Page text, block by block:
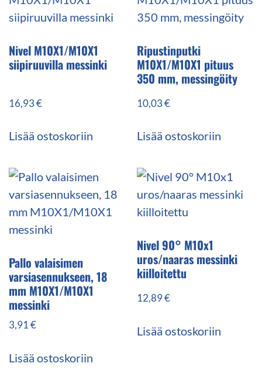
Nivel M10X1/M10X1
siipiruuvilla messinki
16,93€
Lisää ostoskoriin
Ripustinputki
M10X1/M10X1 pituus
350 mm, messingöity
10,03€
Lisää ostoskoriin
Pallo valaisimen
varsiasennukseen, 18
mm M10X1/M10X1
messinki
3,91€
Lisää ostoskoriin
Nivel 90° M10x1
uros/naaras messinki
kiilloitettu
12,89€
Lisää ostoskoriin